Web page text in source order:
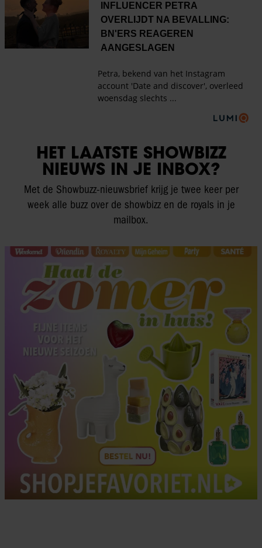
HET LAATSTE SHOWBIZZ
NIEUWS IN JE INBOX?
Met de Showbuzz-nieuwsbrief krijg je twee keer per
week alle buzz over de showbizz en de royals in je
mailbox.